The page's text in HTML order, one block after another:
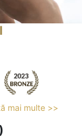
mai multe >>